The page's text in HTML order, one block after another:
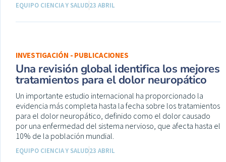
EQUIPO CIENCIA Y SALUD23 ABRIL
INVESTIGACIÓN - PUBLICACIONES
Una revisión global identifica los mejores
tratamientos para el dolor neuropático
Un importante estudio internacional ha proporcionado la
evidencia más completa hasta la fecha sobre los tratamientos
para el dolor neuropático, definido como el dolor causado
por una enfermedad del sistema nervioso, que afecta hasta el
10% de la población mundial.
EQUIPO CIENCIA Y SALUD23 ABRIL